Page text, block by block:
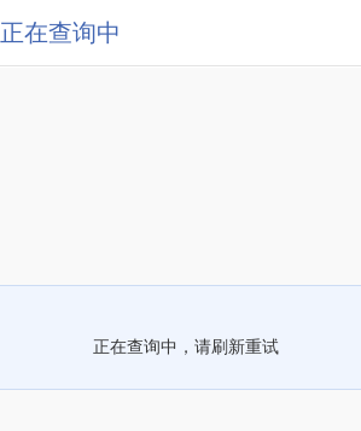
正在查询中
正在查询中，请刷新重试